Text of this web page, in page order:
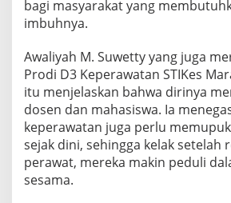
bagi masyarakat yang
imbuhnya.
Awaliyah M. Suwetty yang juga
Prodi D3 Keperawatan STIKes
itu menjelaskan bahwa dirinya
dosen dan mahasiswa. Ia
keperawatan juga perlu
sejak dini, sehingga kelak setelah
perawat, mereka makin peduli
sesama.